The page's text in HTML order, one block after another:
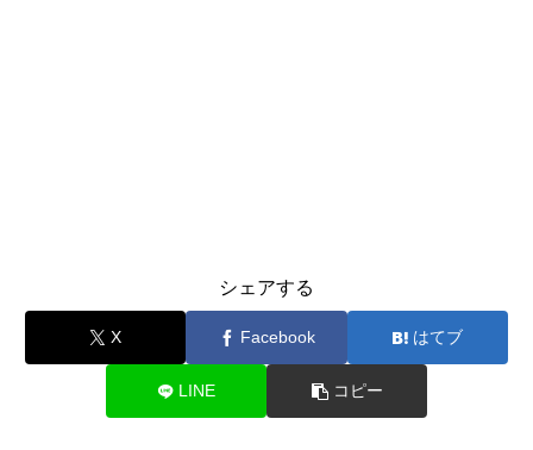
シェアする
X Facebook はてブ
LINE コピー